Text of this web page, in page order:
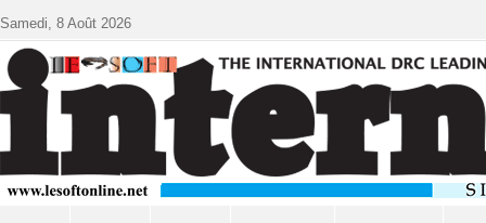
Samedi, 8 Août 2026